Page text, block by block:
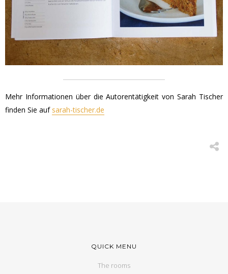
Mehr Informationen über die Autorentätigkeit von Sarah Tischer
finden Sie auf sarah-tischer.de
QUICK MENU
The rooms